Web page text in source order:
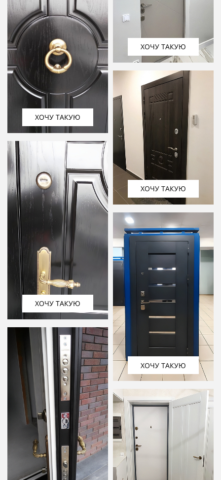
ХОЧУ ТАКУЮ
ХОЧУ ТАКУЮ
ХОЧУ ТАКУЮ
ХОЧУ ТАКУЮ
ХОЧУ ТАКУЮ